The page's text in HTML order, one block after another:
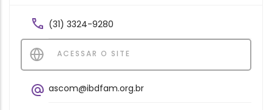
(31) 3324-9280
ACESSAR O SITE
ascom@ibdfam.org.br